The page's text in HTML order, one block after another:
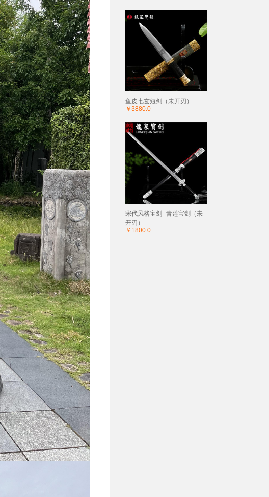
鱼皮七玄短剑（未开刃）
￥3880.0
宋代风格宝剑--青莲宝剑（未
开刃）
￥1800.0